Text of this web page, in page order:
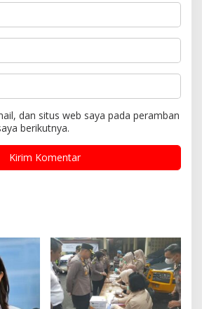
dan situs web saya pada peramban
berikutnya.